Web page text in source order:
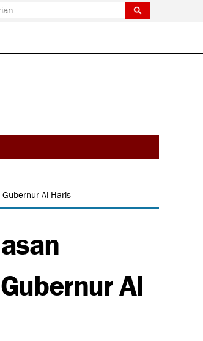
Al Haris
Al